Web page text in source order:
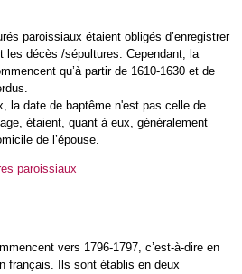
paroissiaux étaient obligés d’enregistrer
les décès /sépultures. Cependant, la
qu’à partir de 1610-1630 et de
la date de baptême n'est pas celle de
étaient, quant à eux, généralement
de l’épouse.
paroissiaux
vers 1796-1797, c’est-à-dire en
français. Ils sont établis en deux